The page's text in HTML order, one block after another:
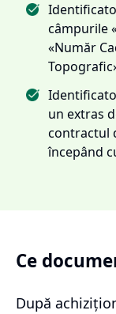
câmpurile
«Număr
un extras
contractul
începând
Ce
După